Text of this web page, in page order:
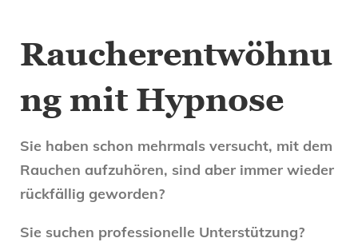
Raucherentwöhnu
ng mit Hypnose
Sie haben schon mehrmals versucht, mit dem
Rauchen aufzuhören, sind aber immer wieder
rückfällig geworden?
Sie suchen professionelle Unterstützung?